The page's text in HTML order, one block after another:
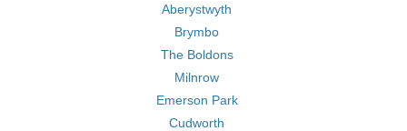
Aberystwyth
Brymbo
The Boldons
Milnrow
Emerson Park
Cudworth